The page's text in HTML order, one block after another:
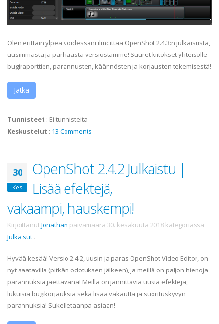
Olen erittäin ylpeä voidessani ilmoittaa OpenShot 2.4.3:n julkaisusta,
uusimmasta ja parhaasta versiostamme! Suuret kiitokset yhteisölle
bugiraporttien, parannusten, käännösten ja korjausten tekemisestä!
Jatka
Tunnisteet : Ei tunnisteita
Keskustelut : 13 Comments
30
Kes
OpenShot 2.4.2 Julkaistu |
Lisää efektejä,
vakaampi, hauskempi!
KirjoittanutJonathan päivämäärä 30. kesäkuuta 2018 kategoriassa
Julkaisut .
Hyvää kesää! Versio 2.4.2, uusin ja paras OpenShot Video Editor, on
nyt saatavilla (pitkän odotuksen jälkeen), ja meillä on paljon hienoja
parannuksia jaettavana! Meillä on jännittäviä uusia efektejä,
lukuisia bugikorjauksia sekä lisää vakautta ja suorituskyvyn
parannuksia! Sukelletaanpa asiaan!